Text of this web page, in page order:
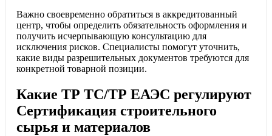
Важно своевременно обратиться в аккредитованный
центр, чтобы определить обязательность оформления и
получить исчерпывающую консультацию для
исключения рисков. Специалисты помогут уточнить,
какие виды разрешительных документов требуются для
конкретной товарной позиции.
Какие ТР ТС/ТР ЕАЭС регулируют
Сертификация строительного
сырья и материалов